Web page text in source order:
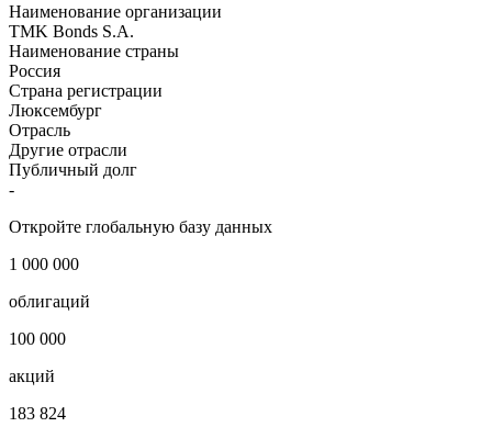
Наименование организации
TMK Bonds S.A.
Наименование страны
Россия
Страна регистрации
Люксембург
Отрасль
Другие отрасли
Публичный долг
-
Откройте глобальную базу данных
1 000 000
облигаций
100 000
акций
183 824